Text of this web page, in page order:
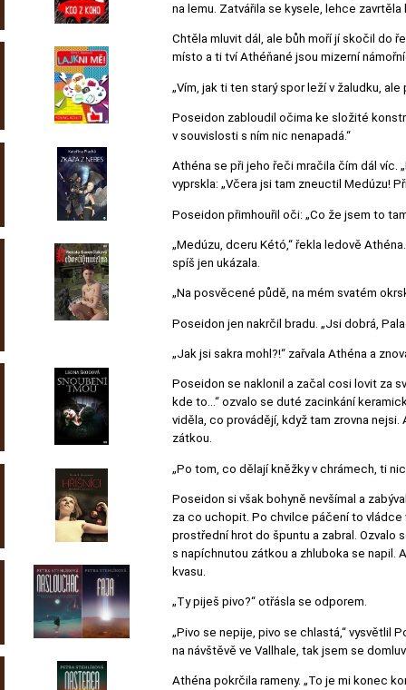
na lemu. Zatvářila se kysele, lehce
Chtěla mluvit dál, ale bůh moří jí skočil do
místo a ti tví Athéňané jsou mizerní
„Vím, jak ti ten starý spor leží v žaludku,
Poseidon zabloudil očima ke složité
v souvislosti s ním nic nenapadá.“
Athéna se při jeho řeči mračila čím dál víc.
vyprskla: „Včera jsi tam zneuctil Medúzu!
Poseidon přimhouřil oči: „Co že jsem to
„Medúzu, dceru Kétó,“ řekla ledově
spíš jen ukázala.
„Na posvěcené půdě, na mém svatém
Poseidon jen nakrčil bradu. „Jsi dobrá,
„Jak jsi sakra mohl?!“ zařvala Athéna a
Poseidon se naklonil a začal cosi lovit za
kde to…“ ozvalo se duté zacinkání
viděla, co provádějí, když tam zrovna
zátkou.
„Po tom, co dělají kněžky v chrámech, ti
Poseidon si však bohyně nevšímal a
za co uchopit. Po chvilce páčení to
prostřední hrot do špuntu a zabral. Ozvalo
s napíchnutou zátkou a zhluboka se napil.
kvasu.
„Ty piješ pivo?“ otřásla se odporem.
„Pivo se nepije, pivo se chlastá,“ vysvětlil
na návštěvě ve Vallhale, tak jsem se
Athéna pokrčila rameny. „To je mi konec